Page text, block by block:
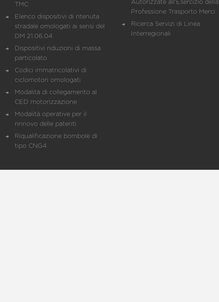
TMC
Elenco dispositivi di ritenuta
stradale omologati ai sensi del
DM 21.06.04
Dispositivi riduzioni di massa
particolato
Codici immatricolativi di
ciclomotori omologati
Modalità di collegamento al
CED motorizzazione
Modalità operative per il
rinnovo delle patenti
Riqualificazione bombole di
tipo CNG4
Autorizzate all'Esercizio della
Professione Trasporto Merci
Ricerca Servizi di Linea
Interregionali